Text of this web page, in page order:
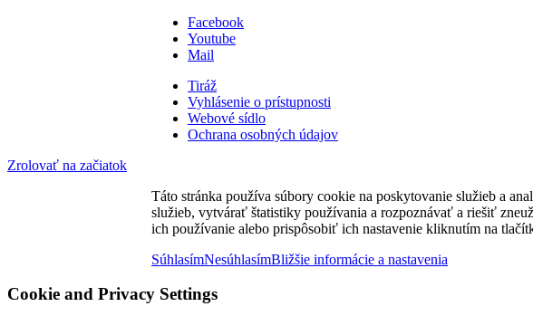
Facebook
Youtube
Mail
Tiráž
Vyhlásenie o prístupnosti
Webové sídlo
Ochrana osobných údajov
Zrolovať na začiatok
Táto stránka používa súbory cookie na poskytovanie služieb a
služieb, vytvárať štatistiky používania a rozpoznávať a riešiť
ich používanie alebo prispôsobiť ich nastavenie kliknutím na
SúhlasímNesúhlasímBližšie informácie a nastavenia
Cookie and Privacy Settings